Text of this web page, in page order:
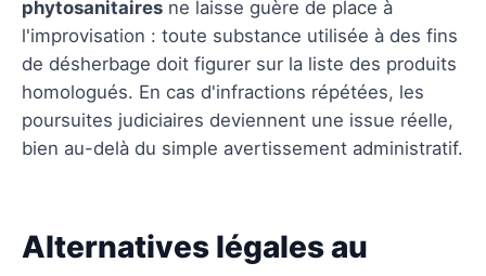
phytosanitaires ne laisse guère de place à
l'improvisation : toute substance utilisée à des fins
de désherbage doit figurer sur la liste des produits
homologués. En cas d'infractions répétées, les
poursuites judiciaires deviennent une issue réelle,
bien au-delà du simple avertissement administratif.
Alternatives légales au